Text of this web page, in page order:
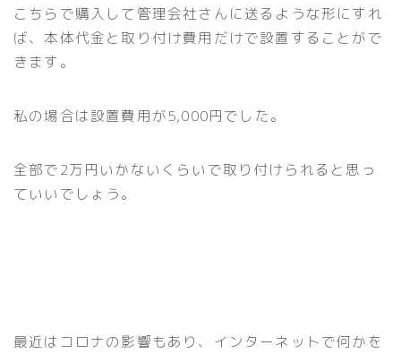
こちらで購入して管理会社さんに送るような形にすれ
ば、本体代金と取り付け費用だけで設置することがで
きます。
私の場合は設置費用が5,000円でした。
全部で2万円いかないくらいで取り付けられると思っ
ていいでしょう。
最近はコロナの影響もあり、インターネットで何かを